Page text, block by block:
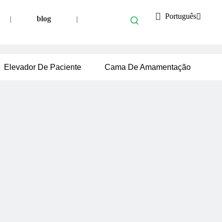
| blog | Português
Elevador De Paciente Cama De Amamentação